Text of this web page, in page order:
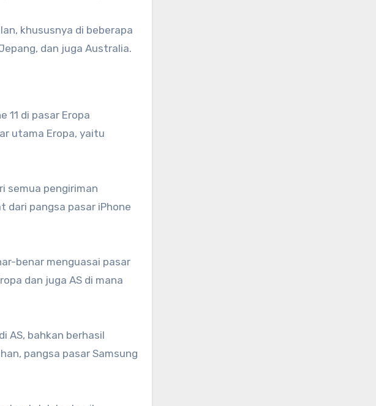
khususnya di beberapa
dan juga Australia.
11 di pasar Eropa
utama Eropa, yaitu
semua pengiriman
dari pangsa pasar iPhone
benar menguasai pasar
dan juga AS di mana
AS, bahkan berhasil
pangsa pasar Samsung